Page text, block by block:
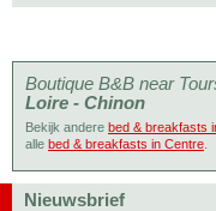
Boutique B&B near
Loire - Chinon
Bekijk andere bed & breakfasts
alle bed & breakfasts in Centre
Nieuwsbrief